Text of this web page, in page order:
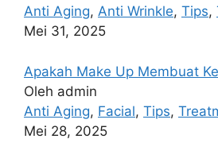
Anti Aging, Anti Wrinkle, Tips,
Mei 31, 2025
Apakah Make Up Membuat
Oleh admin
Anti Aging, Facial, Tips,
Mei 28, 2025